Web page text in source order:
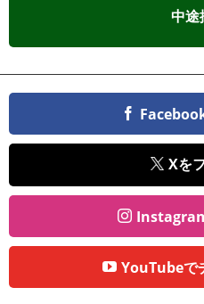
中途
Xを
YouTubeで